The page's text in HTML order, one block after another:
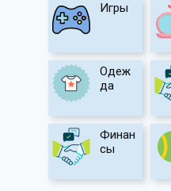
Игры
Одеж
да
Финан
сы